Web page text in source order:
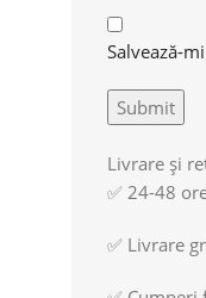
Salvează-
Livrare și
✅ 24-48
✅ Livrare